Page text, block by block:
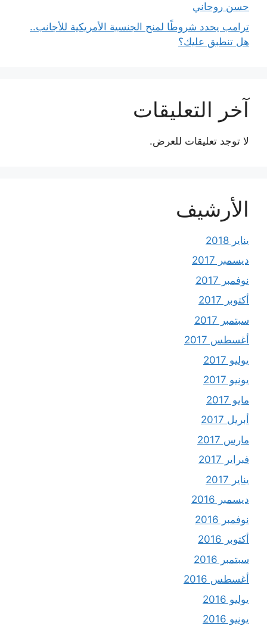
حسن روحاني
ترامب يحدد شروطًا لمنح الجنسية الأمريكية للأجانب..
هل تنطبق عليك؟
آخر التعليقات
لا توجد تعليقات للعرض.
الأرشيف
يناير 2018
ديسمبر 2017
نوفمبر 2017
أكتوبر 2017
سبتمبر 2017
أغسطس 2017
يوليو 2017
يونيو 2017
مايو 2017
أبريل 2017
مارس 2017
فبراير 2017
يناير 2017
ديسمبر 2016
نوفمبر 2016
أكتوبر 2016
سبتمبر 2016
أغسطس 2016
يوليو 2016
يونيو 2016